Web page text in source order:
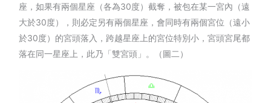
座，如果有兩個星座（各為30度）截奪，被包在某一宮內（遠
大於30度），則必定另有兩個星座，會同時有兩個宮位（遠小
於30度）的宮頭落入，跨越星座上的宮位特別小，宮頭宮尾都
落在同一星座上，此乃「雙宮頭」。（圖二）